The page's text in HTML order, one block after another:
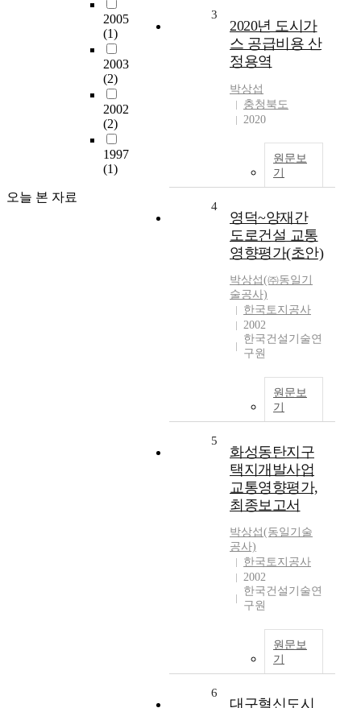
2005
(1)
2003
(2)
2002
(2)
1997
(1)
오늘 본 자료
3
2020년 도시가
스 공급비용 산
정용역
박상섭
충청북도
2020
원문보
기
4
영덕~양재간
도로건설 교통
영향평가(초안)
박상섭(㈜동일기
술공사)
한국토지공사
2002
한국건설기술연
구원
원문보
기
5
화성동탄지구
택지개발사업
교통영향평가,
최종보고서
박상섭(동일기술
공사)
한국토지공사
2002
한국건설기술연
구원
원문보
기
6
대구혁신도시